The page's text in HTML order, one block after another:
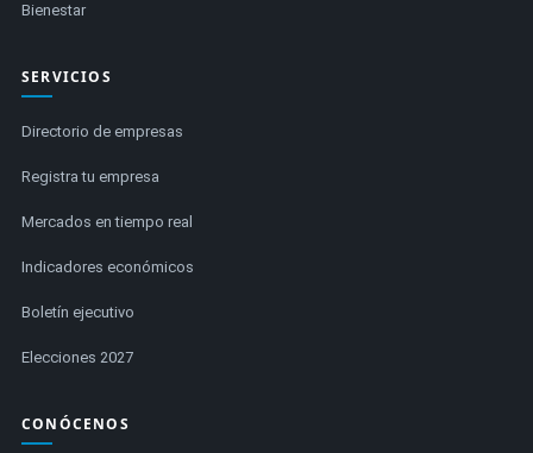
Bienestar
SERVICIOS
Directorio de empresas
Registra tu empresa
Mercados en tiempo real
Indicadores económicos
Boletín ejecutivo
Elecciones 2027
CONÓCENOS